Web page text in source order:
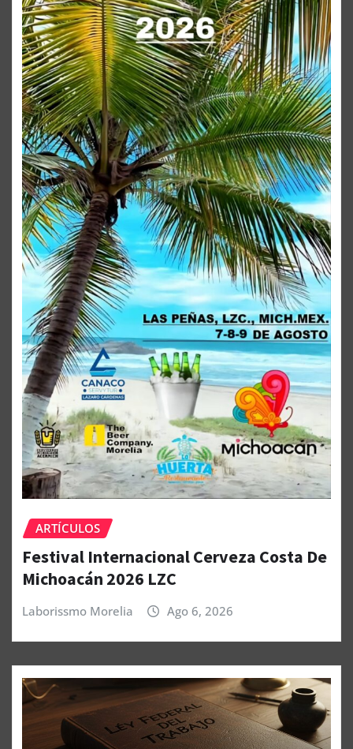
ARTÍCULOS
Festival Internacional Cerveza Costa De
Michoacán 2026 LZC
Laborissmo Morelia Ago 6, 2026